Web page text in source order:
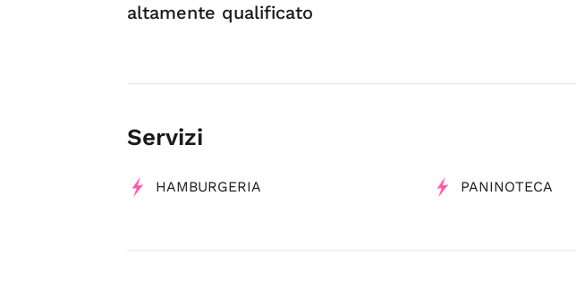
altamente qualificato
Servizi
HAMBURGERIA PANINOTECA